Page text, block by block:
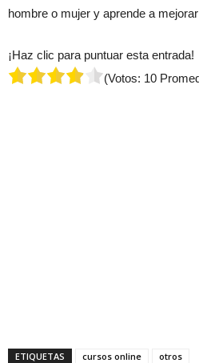
hombre o mujer y aprende a
¡Haz clic para puntuar esta entrada!
(Votos: 10
ETIQUETAS cursos online otros